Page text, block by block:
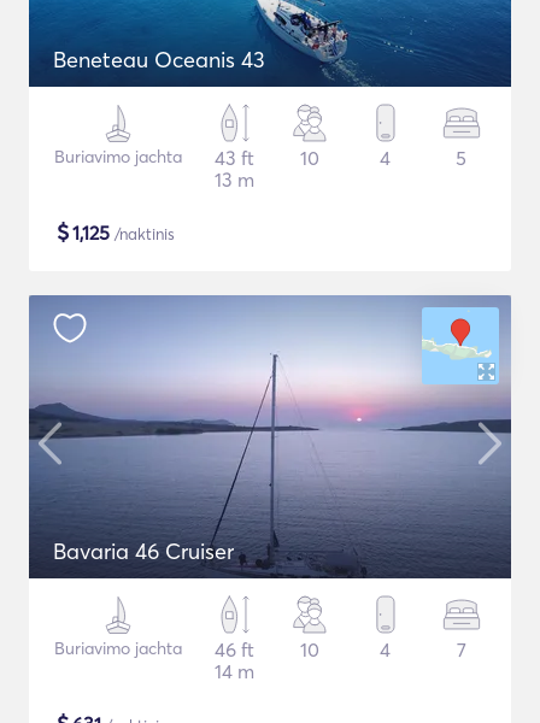
Beneteau Oceanis 43
Buriavimo jachta
43 ft
13 m
10 4 5
$1,125 /naktinis
Bavaria 46 Cruiser
Buriavimo jachta
46 ft
14 m
10 4 7